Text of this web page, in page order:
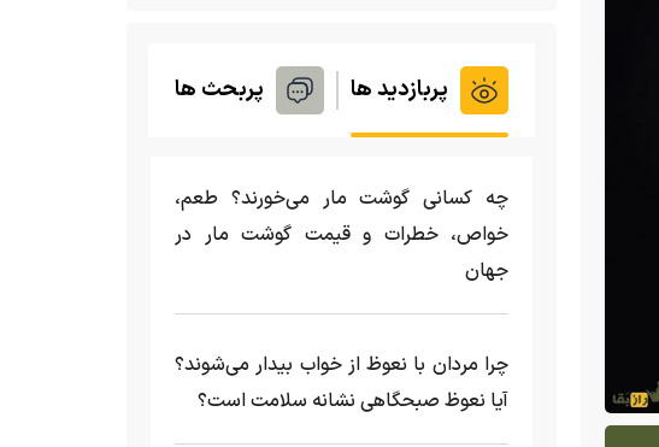
پربازدید ها پربحث ها
چه کسانی گوشت مار می‌خورند؟ طعم،
خواص، خطرات و قیمت گوشت مار در
جهان
چرا مردان با نعوظ از خواب بیدار می‌شوند؟
آیا نعوظ صبحگاهی نشانه سلامت است؟